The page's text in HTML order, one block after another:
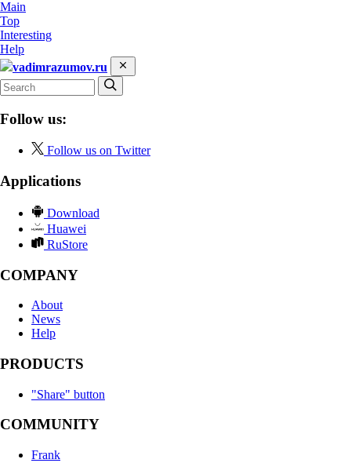
Main
Top
Interesting
Help
vadimrazumov.ru
Follow us:
Follow us on Twitter
Applications
Download
Huawei
RuStore
COMPANY
About
News
Help
PRODUCTS
"Share" button
COMMUNITY
Frank